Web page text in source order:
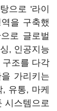
으로 '라이
을 구축했
로 글로벌
, 인공지능
조를 다각
가리키는
유통, 마케
시스템으로